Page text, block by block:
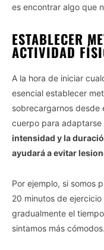
es encontrar algo que
ESTABLECER
ACTIVIDAD
A la hora de iniciar
esencial establecer
sobrecargarnos desde
cuerpo para adaptarse
intensidad y la
ayudará a evitar
Por ejemplo, si somos
20 minutos de
gradualmente el
sintamos más cómodos.